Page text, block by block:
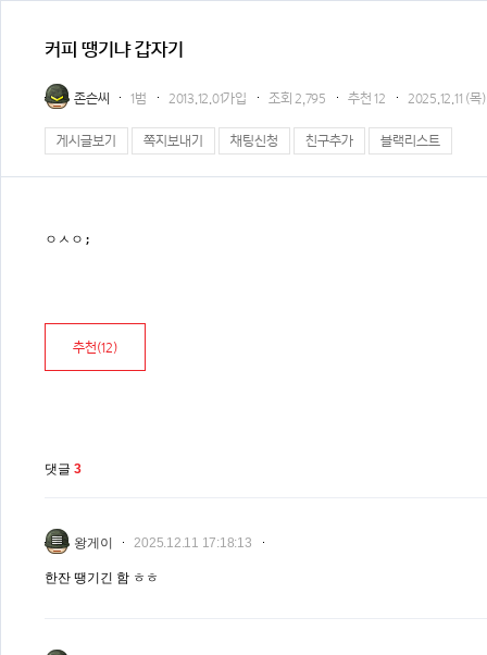
커피 땡기냐 갑자기
존슨씨 1범 2013.12.01가입 조회2,795 추천12 2025.12.11 (목)
게시글보기 쪽지보내기 채팅신청 친구추가 블랙리스트
ㅇㅅㅇ;
추천(12)
댓글 3
왕게이 2025.12.11 17:18:13
한잔 땡기긴 함 ㅎㅎ